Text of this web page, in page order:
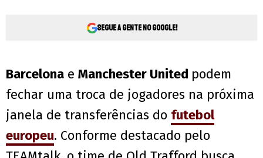
Segue a gente no Google!
Barcelona e Manchester United podem
fechar uma troca de jogadores na próxima
janela de transferências do futebol
europeu. Conforme destacado pelo